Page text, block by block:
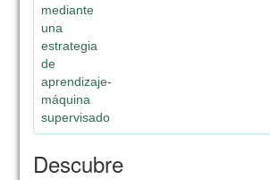
mediante
una
estrategia
de
aprendizaje-
máquina
supervisado
Descubre